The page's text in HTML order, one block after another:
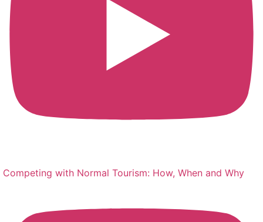
Competing with Normal Tourism: How, When and Why